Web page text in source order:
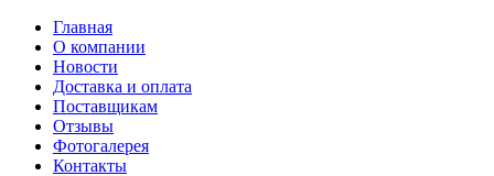
Главная
О компании
Новости
Доставка и оплата
Поставщикам
Отзывы
Фотогалерея
Контакты